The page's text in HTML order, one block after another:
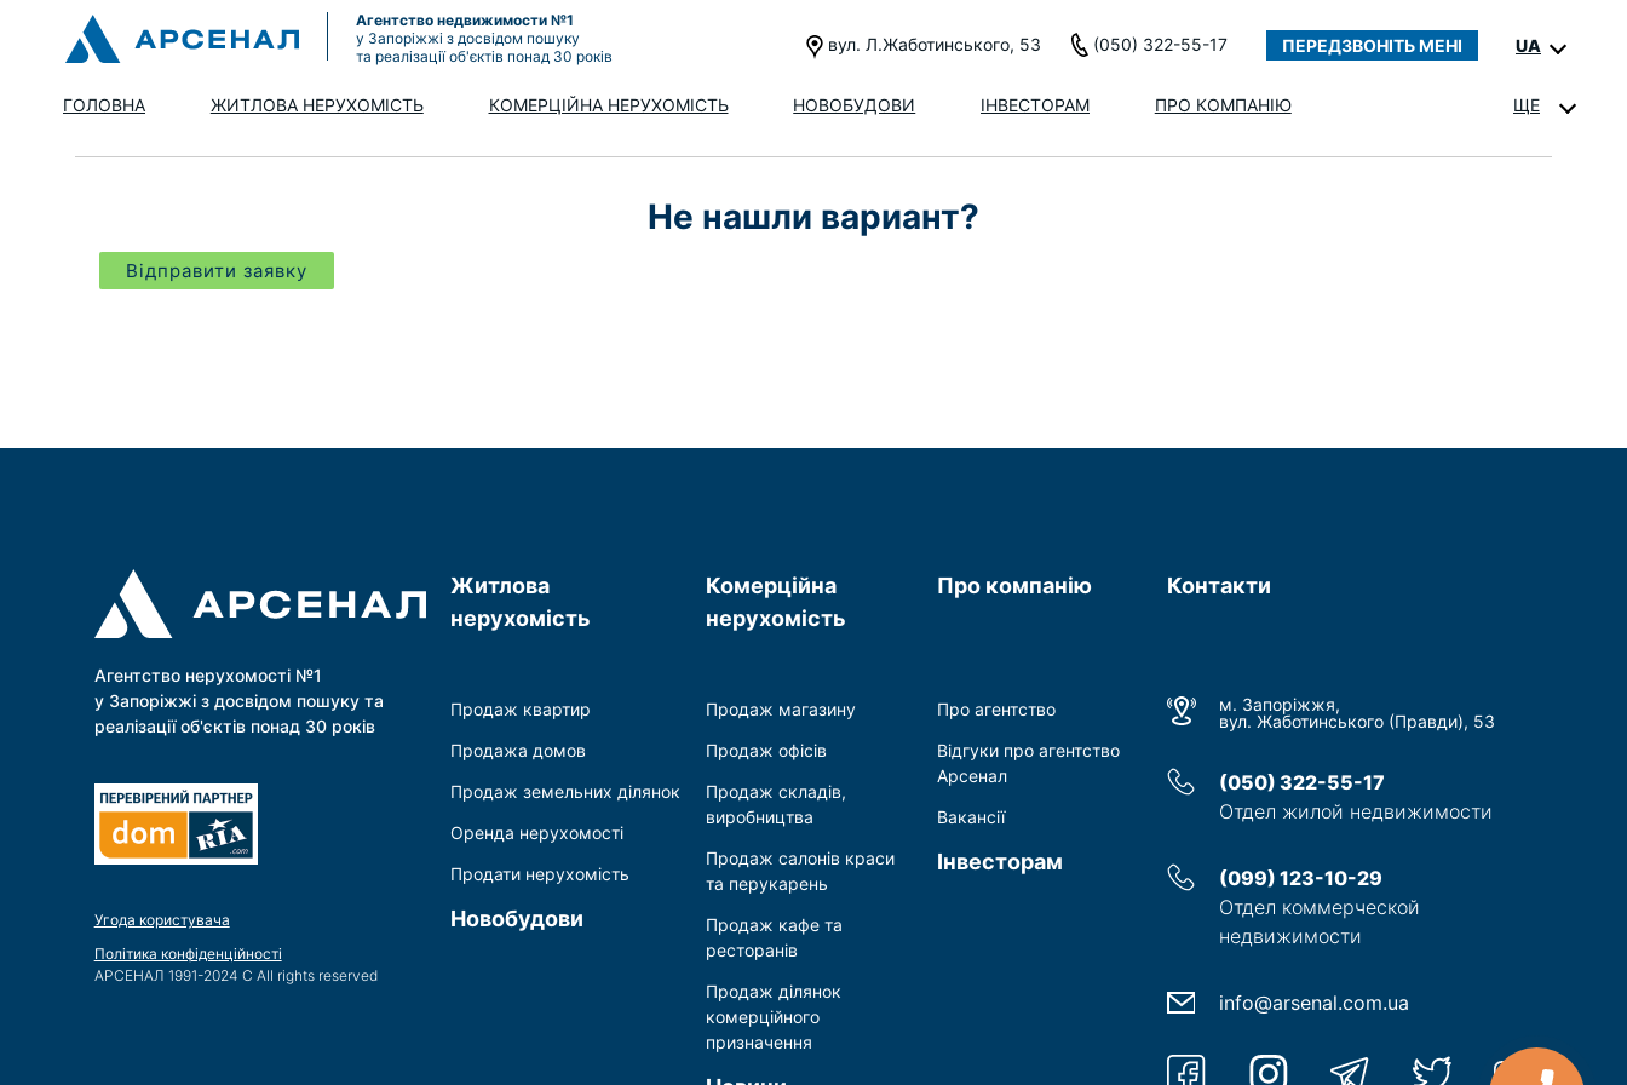
Агентство недвижимости №1
у Запоріжжі з досвідом пошуку
та реалізації об'єктів понад 30 років
вул. Л.Жаботинського, 53 (050) 322-55-17 ПЕРЕДЗВОНІТЬ МЕНІ UA
ГОЛОВНА ЖИТЛОВА НЕРУХОМІСТЬ КОМЕРЦІЙНА НЕРУХОМІСТЬ НОВОБУДОВИ ІНВЕСТОРАМ ПРО КОМПАНІЮ ЩЕ
Не нашли вариант?
Відправити заявку
Агентство нерухомості №1
у Запоріжжі з досвідом пошуку та
реалізації об'єктів понад 30 років
Угода користувача
Політика конфіденційності
АРСЕНАЛ 1991-2024 С All rights reserved
Житлова
нерухомість
Продаж квартир
Продажа домов
Продаж земельних ділянок
Оренда нерухомості
Продати нерухомість
Новобудови
Комерційна
нерухомість
Продаж магазину
Продаж офісів
Продаж складів,
виробництва
Продаж салонів краси
та перукарень
Продаж кафе та
ресторанів
Продаж ділянок
комерційного
призначення
Про компанію
Про агентство
Відгуки про агентство
Арсенал
Вакансії
Інвесторам
Контакти
м. Запоріжжя,
вул. Жаботинського (Правди), 53
(050) 322-55-17
Отдел жилой недвижимости
(099) 123-10-29
Отдел коммерческой
недвижимости
info@arsenal.com.ua